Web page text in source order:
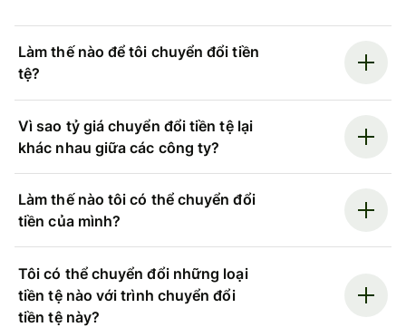
Làm thế nào để tôi chuyển đổi tiền
tệ?
Vì sao tỷ giá chuyển đổi tiền tệ lại
khác nhau giữa các công ty?
Làm thế nào tôi có thể chuyển đổi
tiền của mình?
Tôi có thể chuyển đổi những loại
tiền tệ nào với trình chuyển đổi
tiền tệ này?